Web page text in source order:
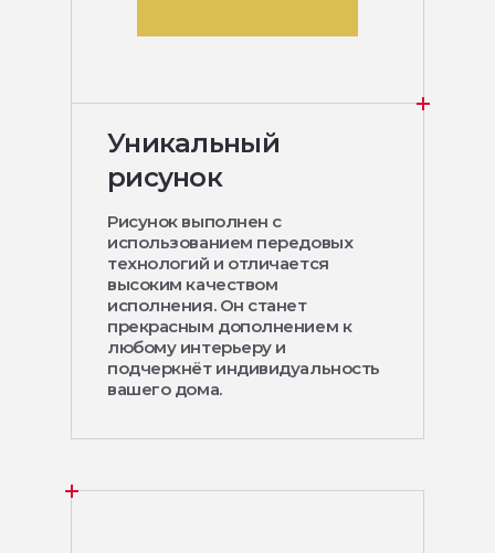
Уникальный
рисунок
Рисунок выполнен с
использованием передовых
технологий и отличается
высоким качеством
исполнения. Он станет
прекрасным дополнением к
любому интерьеру и
подчеркнёт индивидуальность
вашего дома.